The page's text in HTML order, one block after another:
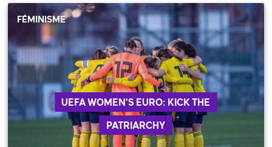
UEFA WOMEN'S EURO: KICK THE
PATRIARCHY
FÉMINISME